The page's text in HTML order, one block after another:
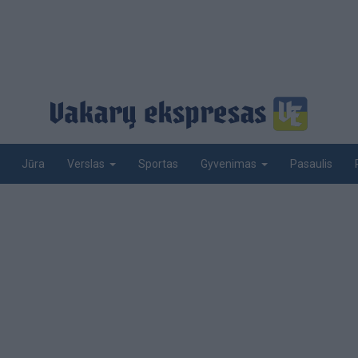
Jūra Verslas Sportas Gyvenimas Pasaulis